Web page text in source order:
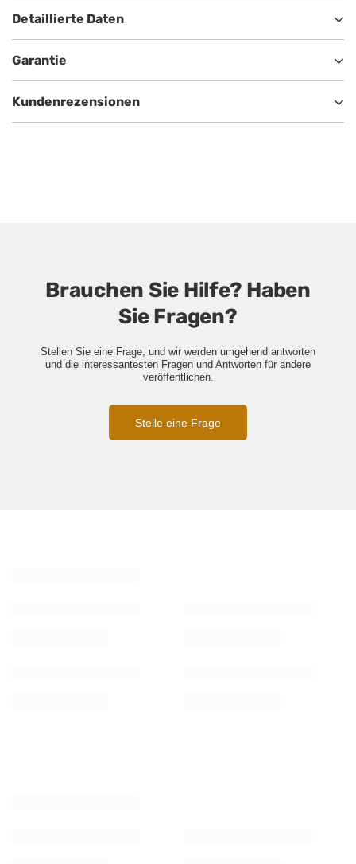
Detaillierte Daten
Garantie
Kundenrezensionen
Brauchen Sie Hilfe? Haben
Sie Fragen?
Stellen Sie eine Frage, und wir werden umgehend antworten
und die interessantesten Fragen und Antworten für andere
veröffentlichen.
Stelle eine Frage